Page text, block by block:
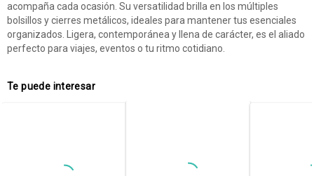
acompaña cada ocasión. Su versatilidad brilla en los múltiples
bolsillos y cierres metálicos, ideales para mantener tus esenciales
organizados. Ligera, contemporánea y llena de carácter, es el aliado
perfecto para viajes, eventos o tu ritmo cotidiano.
Te puede interesar